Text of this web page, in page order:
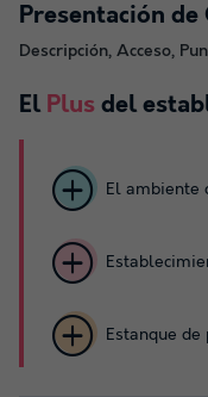
Presentación de
Descripción, Acceso,
El Plus del
El ambiente
Estanque de